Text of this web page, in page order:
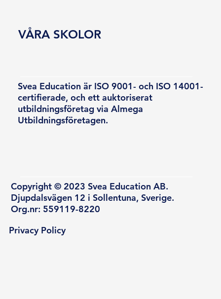
Svea Education är ISO 9001- och ISO 14001-
certifierade, och ett auktoriserat
utbildningsföretag via Almega
Utbildningsföretagen.
Copyright © 2023 Svea Education AB.
Djupdalsvägen 12 i Sollentuna, Sverige.
Org.nr: 559119-8220
VÅRA SKOLOR
Privacy Policy